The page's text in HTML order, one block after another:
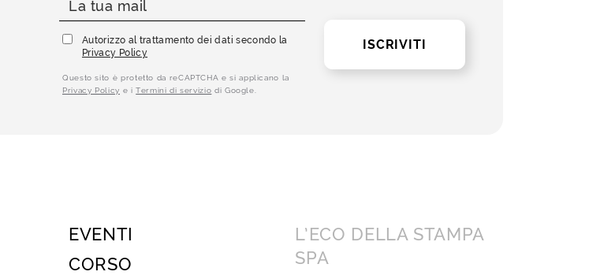
Autorizzo al trattamento dei dati secondo la
Privacy Policy
Questo sito è protetto da reCAPTCHA e si applicano la
Privacy Policy e iTermini di servizio di Google.
ISCRIVITI
EVENTI
CORSO
L’ECO DELLA STAMPA
SPA